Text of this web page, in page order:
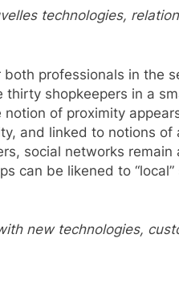
technologies,
professionals in the
shopkeepers in a
of proximity
and linked to notions of
social networks remain
can be likened to
new technologies,